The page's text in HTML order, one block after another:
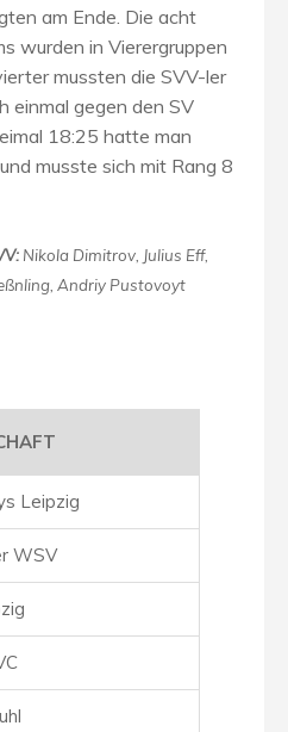
am Ende. Die acht
wurden in Vierergruppen
mussten die SVV-ler
einmal gegen den SV
18:25 hatte man
musste sich mit Rang 8
Nikola Dimitrov, Julius Eff,
Andriy Pustovoyt
Leipzig
WSV